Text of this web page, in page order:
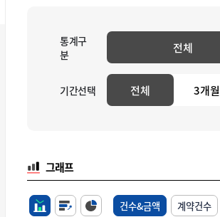
통계구
분
전체
기간선택 전체 3개월
그래프
건수&금액 계약건수